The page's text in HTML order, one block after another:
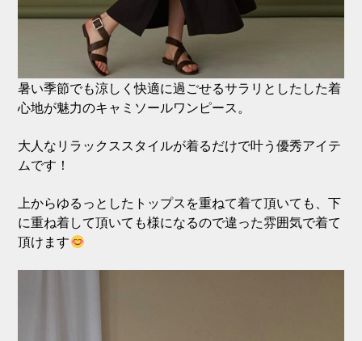
暑い季節でも涼しく快適に過ごせるサラリとしたした着
心地が魅力のキャミソールワンピース。
大人なリラックススタイルが着るだけで叶う優秀アイテ
ムです！
上からゆるっとしたトップスを重ねて着て頂いても、下
に重ね着して頂いても様になるので違った雰囲気で着て
頂けます